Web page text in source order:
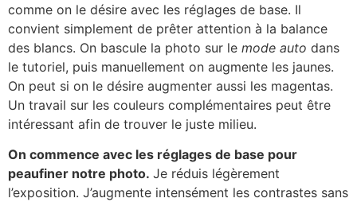
comme on le désire avec les réglages de base. Il
convient simplement de prêter attention à la balance
des blancs. On bascule la photo sur le mode auto dans
le tutoriel, puis manuellement on augmente les jaunes.
On peut si on le désire augmenter aussi les magentas.
Un travail sur les couleurs complémentaires peut être
intéressant afin de trouver le juste milieu.
On commence avec les réglages de base pour
peaufiner notre photo. Je réduis légèrement
l’exposition. J’augmente intensément les contrastes sans